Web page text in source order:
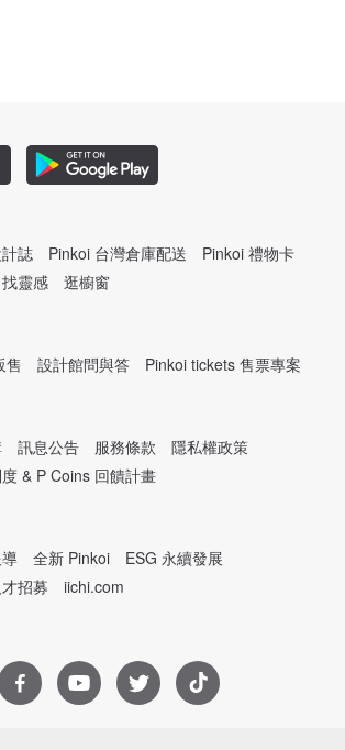
誌 Pinkoi 台灣倉庫配送
Pinkoi 禮物卡
找靈感 逛櫥窗
售
設計館問與答 Pinkoi tickets 售票專案
訊息公告 服務條款
隱私權政策
& P Coins 回饋計畫
全新 Pinkoi
ESG 永續發展
才招募 iichi.com